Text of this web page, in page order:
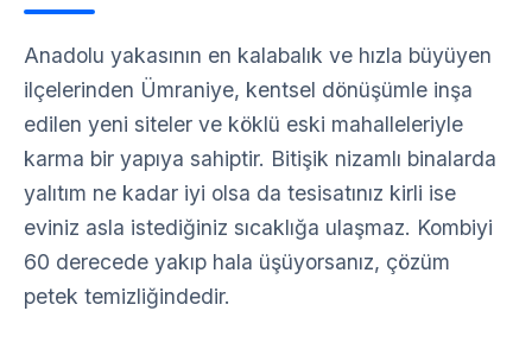
Anadolu yakasının en kalabalık ve hızla büyüyen
ilçelerinden Ümraniye, kentsel dönüşümle inşa
edilen yeni siteler ve köklü eski mahalleleriyle
karma bir yapıya sahiptir. Bitişik nizamlı binalarda
yalıtım ne kadar iyi olsa da tesisatınız kirli ise
eviniz asla istediğiniz sıcaklığa ulaşmaz. Kombiyi
60 derecede yakıp hala üşüyorsanız, çözüm
petek temizliğindedir.